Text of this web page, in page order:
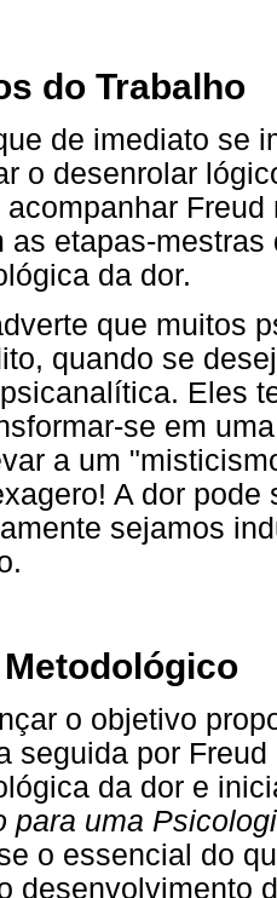
do Trabalho
de imediato se
o desenrolar
as etapas-
da dor.
que muitos
quando se
Eles
se em
a um
A dor
sejamos
o objetivo
seguida por
da dor e
para uma
o essencial do
desenvolvimento